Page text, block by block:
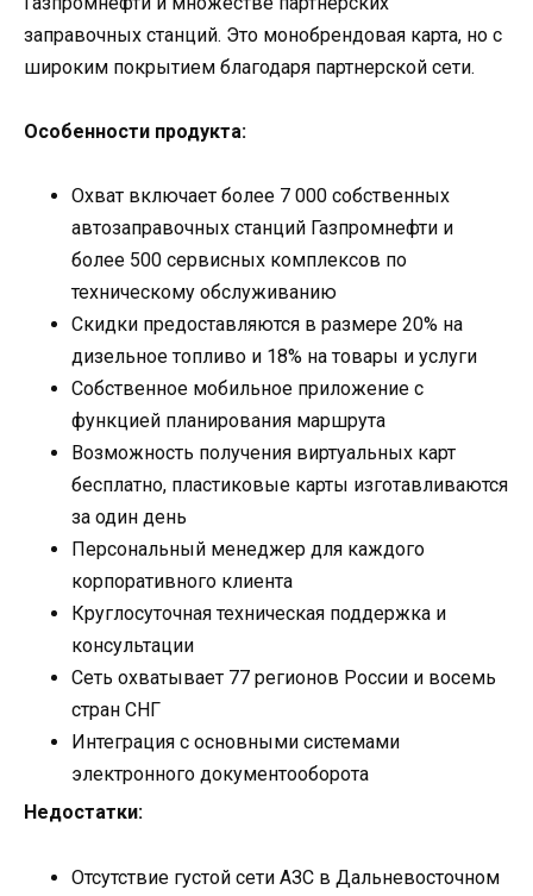
заправочных станций. Это монобрендовая карта, но с
широким покрытием благодаря партнерской сети.
Особенности продукта:
Охват включает более 7 000 собственных
автозаправочных станций Газпромнефти и
более 500 сервисных комплексов по
техническому обслуживанию
Скидки предоставляются в размере 20% на
дизельное топливо и 18% на товары и услуги
Собственное мобильное приложение с
функцией планирования маршрута
Возможность получения виртуальных карт
бесплатно, пластиковые карты изготавливаются
за один день
Персональный менеджер для каждого
корпоративного клиента
Круглосуточная техническая поддержка и
консультации
Сеть охватывает 77 регионов России и восемь
стран СНГ
Интеграция с основными системами
электронного документооборота
Недостатки:
Отсутствие густой сети АЗС в Дальневосточном